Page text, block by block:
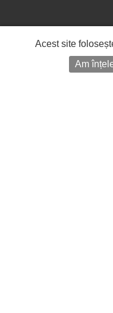
Acest site
Am